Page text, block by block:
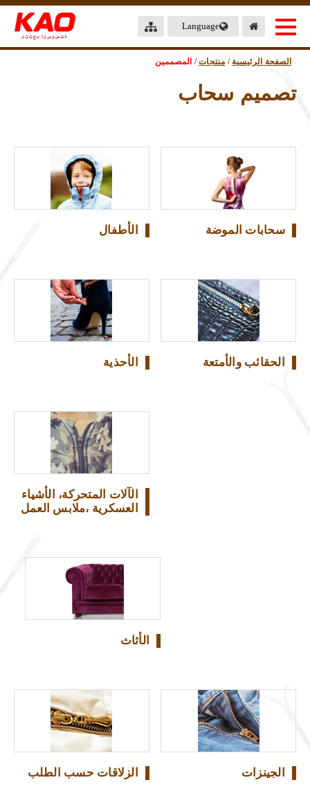
Language
الصفحة الرئيسية / منتجات/ المصممين
تصميم سحاب
الأطفال سحابات الموضة
الأحذية الحقائب والأمتعة
الآلات المتحركة، الأشياء
العسكرية ،ملابس العمل
الأثاث
الزلاقات حسب الطلب الجينزات